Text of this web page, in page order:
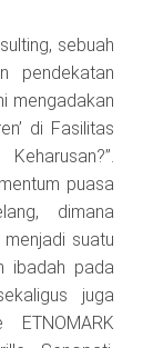
sebuah
pendekatan
mengadakan
di Fasilitas
puasa
dimana
suatu
ibadah pada
juga